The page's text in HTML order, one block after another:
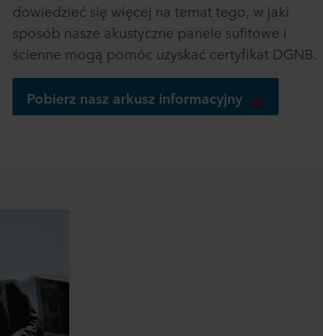
dowiedzieć się więcej na temat tego, w jaki
sposób nasze akustyczne panele sufitowe i
ścienne mogą pomóc uzyskać certyfikat DGNB.
Pobierz nasz arkusz informacyjny